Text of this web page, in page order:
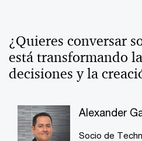
¿Quieres conversar
está transformando
decisiones y la
Alexander
Socio de